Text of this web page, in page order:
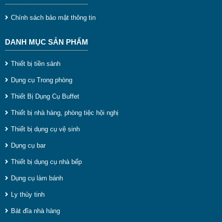
khi cháy bóng rất dễ thay thế.
Đèn hâm nóng thức ăn buffet dạng treo trần
Chính sách bảo mật thông tin
DANH MỤC SẢN PHẨM
Thiết bị tiền sảnh
Dụng cụ Trong phòng
Thiết Bị Dụng Cụ Buffet
Thiết bị nhà hàng, phòng tiệc hội nghị
Thiết bị dụng cụ vệ sinh
Dụng cụ bar
Thiết bị dụng cụ nhà bếp
Dụng cụ làm bánh
Ly thủy tinh
Bát đĩa nhà hàng